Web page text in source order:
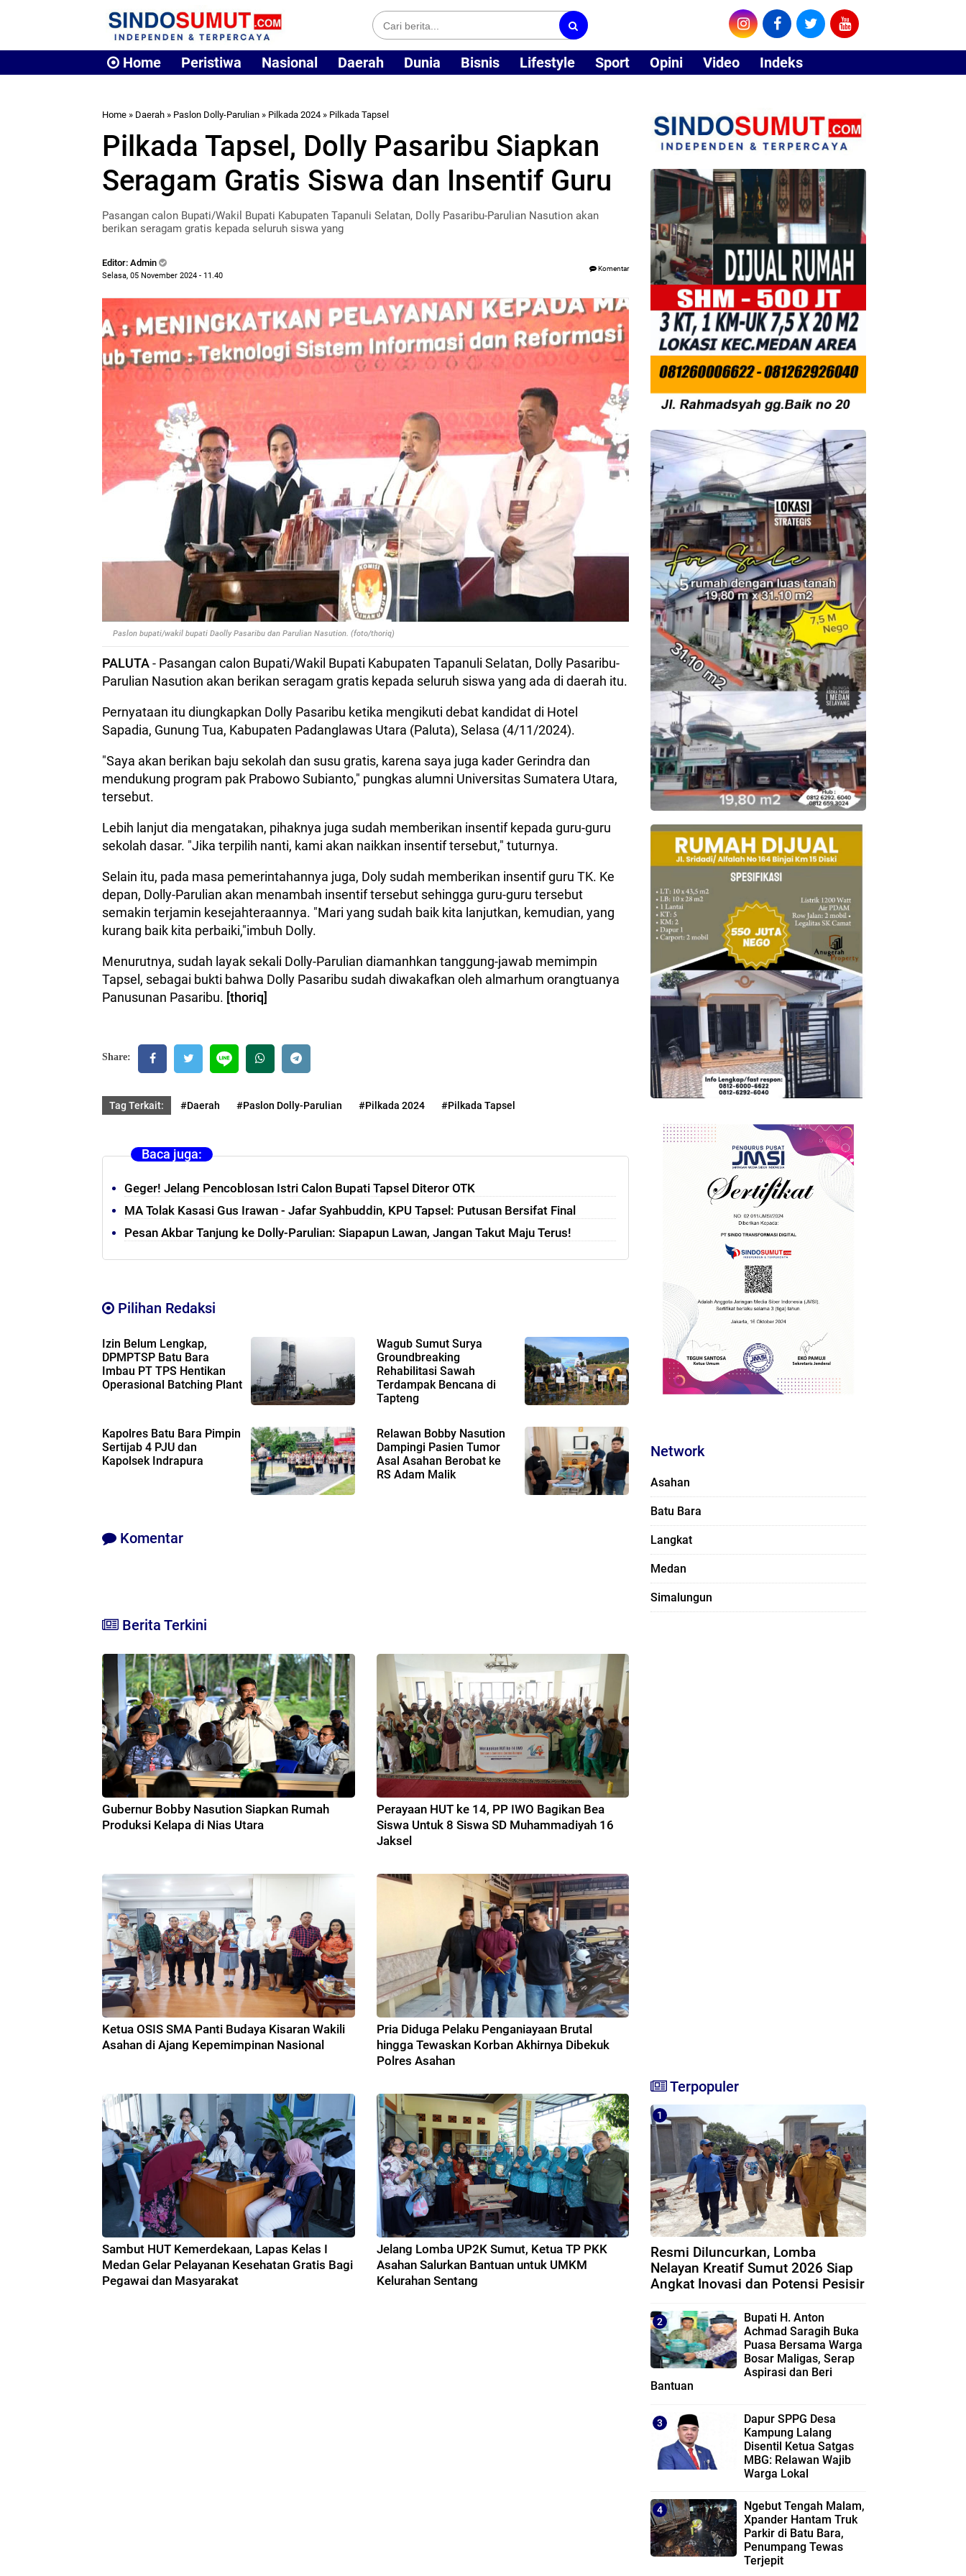
Home Peristiwa Nasional Daerah Dunia Bisnis Lifestyle Sport Opini Video Indeks
Home » Daerah » Paslon Dolly-Parulian » Pilkada 2024 » Pilkada Tapsel
Pilkada Tapsel, Dolly Pasaribu Siapkan
Seragam Gratis Siswa dan Insentif Guru
Pasangan calon Bupati/Wakil Bupati Kabupaten Tapanuli Selatan, Dolly Pasaribu-Parulian Nasution akan
berikan seragam gratis kepada seluruh siswa yang
Editor: Admin
Selasa, 05 November 2024 - 11.40
Komentar
Paslon bupati/wakil bupati Daolly Pasaribu dan Parulian Nasution. (foto/thoriq)
PALUTA- Pasangan calon Bupati/Wakil Bupati Kabupaten Tapanuli Selatan, Dolly Pasaribu-
Parulian Nasution akan berikan seragam gratis kepada seluruh siswa yang ada di daerah itu.
Pernyataan itu diungkapkan Dolly Pasaribu ketika mengikuti debat kandidat di Hotel
Sapadia, Gunung Tua, Kabupaten Padanglawas Utara (Paluta), Selasa (4/11/2024).
"Saya akan berikan baju sekolah dan susu gratis, karena saya juga kader Gerindra dan
mendukung program pak Prabowo Subianto," pungkas alumni Universitas Sumatera Utara,
tersebut.
Lebih lanjut dia mengatakan, pihaknya juga sudah memberikan insentif kepada guru-guru
sekolah dasar. "Jika terpilih nanti, kami akan naikkan insentif tersebut," tuturnya.
Selain itu, pada masa pemerintahannya juga, Doly sudah memberikan insentif guru TK. Ke
depan, Dolly-Parulian akan menambah insentif tersebut sehingga guru-guru tersebut
semakin terjamin kesejahteraannya. "Mari yang sudah baik kita lanjutkan, kemudian, yang
kurang baik kita perbaiki,"imbuh Dolly.
Menurutnya, sudah layak sekali Dolly-Parulian diamanhkan tanggung-jawab memimpin
Tapsel, sebagai bukti bahwa Dolly Pasaribu sudah diwakafkan oleh almarhum orangtuanya
Panusunan Pasaribu. [thoriq]
Share:
Tag Terkait: #Daerah #Paslon Dolly-Parulian #Pilkada 2024 #Pilkada Tapsel
Baca juga:
Geger! Jelang Pencoblosan Istri Calon Bupati Tapsel Diteror OTK
MA Tolak Kasasi Gus Irawan - Jafar Syahbuddin, KPU Tapsel: Putusan Bersifat Final
Pesan Akbar Tanjung ke Dolly-Parulian: Siapapun Lawan, Jangan Takut Maju Terus!
Pilihan Redaksi
Izin Belum Lengkap,
DPMPTSP Batu Bara
Imbau PT TPS Hentikan
Operasional Batching Plant
Wagub Sumut Surya
Groundbreaking
Rehabilitasi Sawah
Terdampak Bencana di
Tapteng
Kapolres Batu Bara Pimpin
Sertijab 4 PJU dan
Kapolsek Indrapura
Relawan Bobby Nasution
Dampingi Pasien Tumor
Asal Asahan Berobat ke
RS Adam Malik
Komentar
Berita Terkini
Gubernur Bobby Nasution Siapkan Rumah
Produksi Kelapa di Nias Utara
Perayaan HUT ke 14, PP IWO Bagikan Bea
Siswa Untuk 8 Siswa SD Muhammadiyah 16
Jaksel
Ketua OSIS SMA Panti Budaya Kisaran Wakili
Asahan di Ajang Kepemimpinan Nasional
Pria Diduga Pelaku Penganiayaan Brutal
hingga Tewaskan Korban Akhirnya Dibekuk
Polres Asahan
Sambut HUT Kemerdekaan, Lapas Kelas I
Medan Gelar Pelayanan Kesehatan Gratis Bagi
Pegawai dan Masyarakat
Jelang Lomba UP2K Sumut, Ketua TP PKK
Asahan Salurkan Bantuan untuk UMKM
Kelurahan Sentang
Network
Asahan
Batu Bara
Langkat
Medan
Simalungun
Terpopuler
Resmi Diluncurkan, Lomba
Nelayan Kreatif Sumut 2026 Siap
Angkat Inovasi dan Potensi Pesisir
Bupati H. Anton
Achmad Saragih Buka
Puasa Bersama Warga
Bosar Maligas, Serap
Aspirasi dan Beri
Bantuan
Dapur SPPG Desa
Kampung Lalang
Disentil Ketua Satgas
MBG: Relawan Wajib
Warga Lokal
Ngebut Tengah Malam,
Xpander Hantam Truk
Parkir di Batu Bara,
Penumpang Tewas
Terjepit